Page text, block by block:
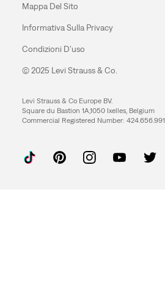
Mappa Del Sito
Informativa Sulla Privacy
Condizioni D’uso
© 2025 Levi Strauss & Co.
Levi Strauss & Co Europe BV.
Square du Bastion 1A,1050 Ixelles, Belgium
Commercial Registered Number: 424.656.991